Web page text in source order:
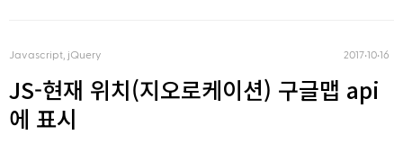
AWS
Server
Javascript, jQuery 2017‧10‧16
JS-현재 위치(지오로케이션) 구글맵 api
에 표시